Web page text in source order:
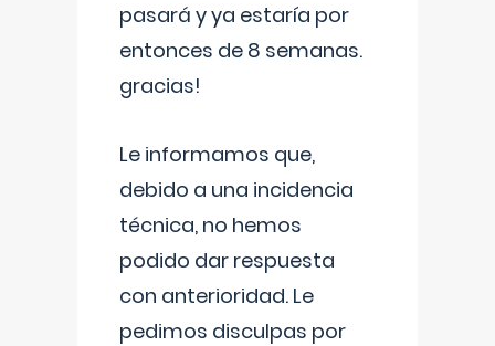
pasará y ya estaría por
entonces de 8 semanas.
gracias!
Le informamos que,
debido a una incidencia
técnica, no hemos
podido dar respuesta
con anterioridad. Le
pedimos disculpas por